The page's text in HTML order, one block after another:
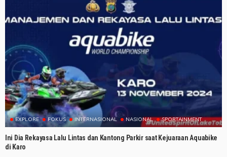
EXPLORE FOKUS INTERNASIONAL NASIONAL SPORTAINMENT
Ini Dia Rekayasa Lalu Lintas dan Kantong Parkir saat Kejuaraan Aquabike
di Karo